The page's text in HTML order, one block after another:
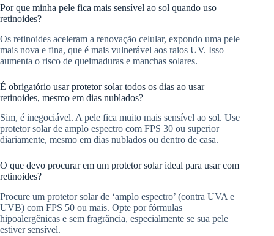
Por que minha pele fica mais sensível ao sol quando uso
retinoides?
Os retinoides aceleram a renovação celular, expondo uma pele
mais nova e fina, que é mais vulnerável aos raios UV. Isso
aumenta o risco de queimaduras e manchas solares.
É obrigatório usar protetor solar todos os dias ao usar
retinoides, mesmo em dias nublados?
Sim, é inegociável. A pele fica muito mais sensível ao sol. Use
protetor solar de amplo espectro com FPS 30 ou superior
diariamente, mesmo em dias nublados ou dentro de casa.
O que devo procurar em um protetor solar ideal para usar com
retinoides?
Procure um protetor solar de ‘amplo espectro’ (contra UVA e
UVB) com FPS 50 ou mais. Opte por fórmulas
hipoalergênicas e sem fragrância, especialmente se sua pele
estiver sensível.